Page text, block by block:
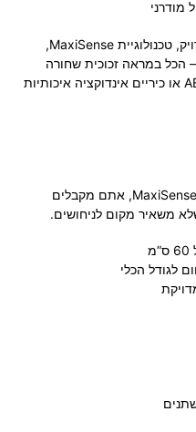
מודרני
הדגם מבית AEG מציע פיקוד מגע מדויק, טכנולוגיית MaxiSense,
וחיבור חכם לקולט אדים Hob2Hood – הכל במראה זכוכית שחורה
מרהיב. אם חיפשת AEG TN64IA041B או כיריים אינדוקציה איכותיות
עם Touch-Control חכם וטכנולוגיית MaxiSense, אתם מקבלים
משאיר מקום לניחושים.